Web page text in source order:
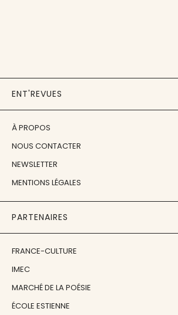
ENT'REVUES
À PROPOS
NOUS CONTACTER
NEWSLETTER
MENTIONS LÉGALES
PARTENAIRES
FRANCE-CULTURE
IMEC
MARCHÉ DE LA POÉSIE
ÉCOLE ESTIENNE